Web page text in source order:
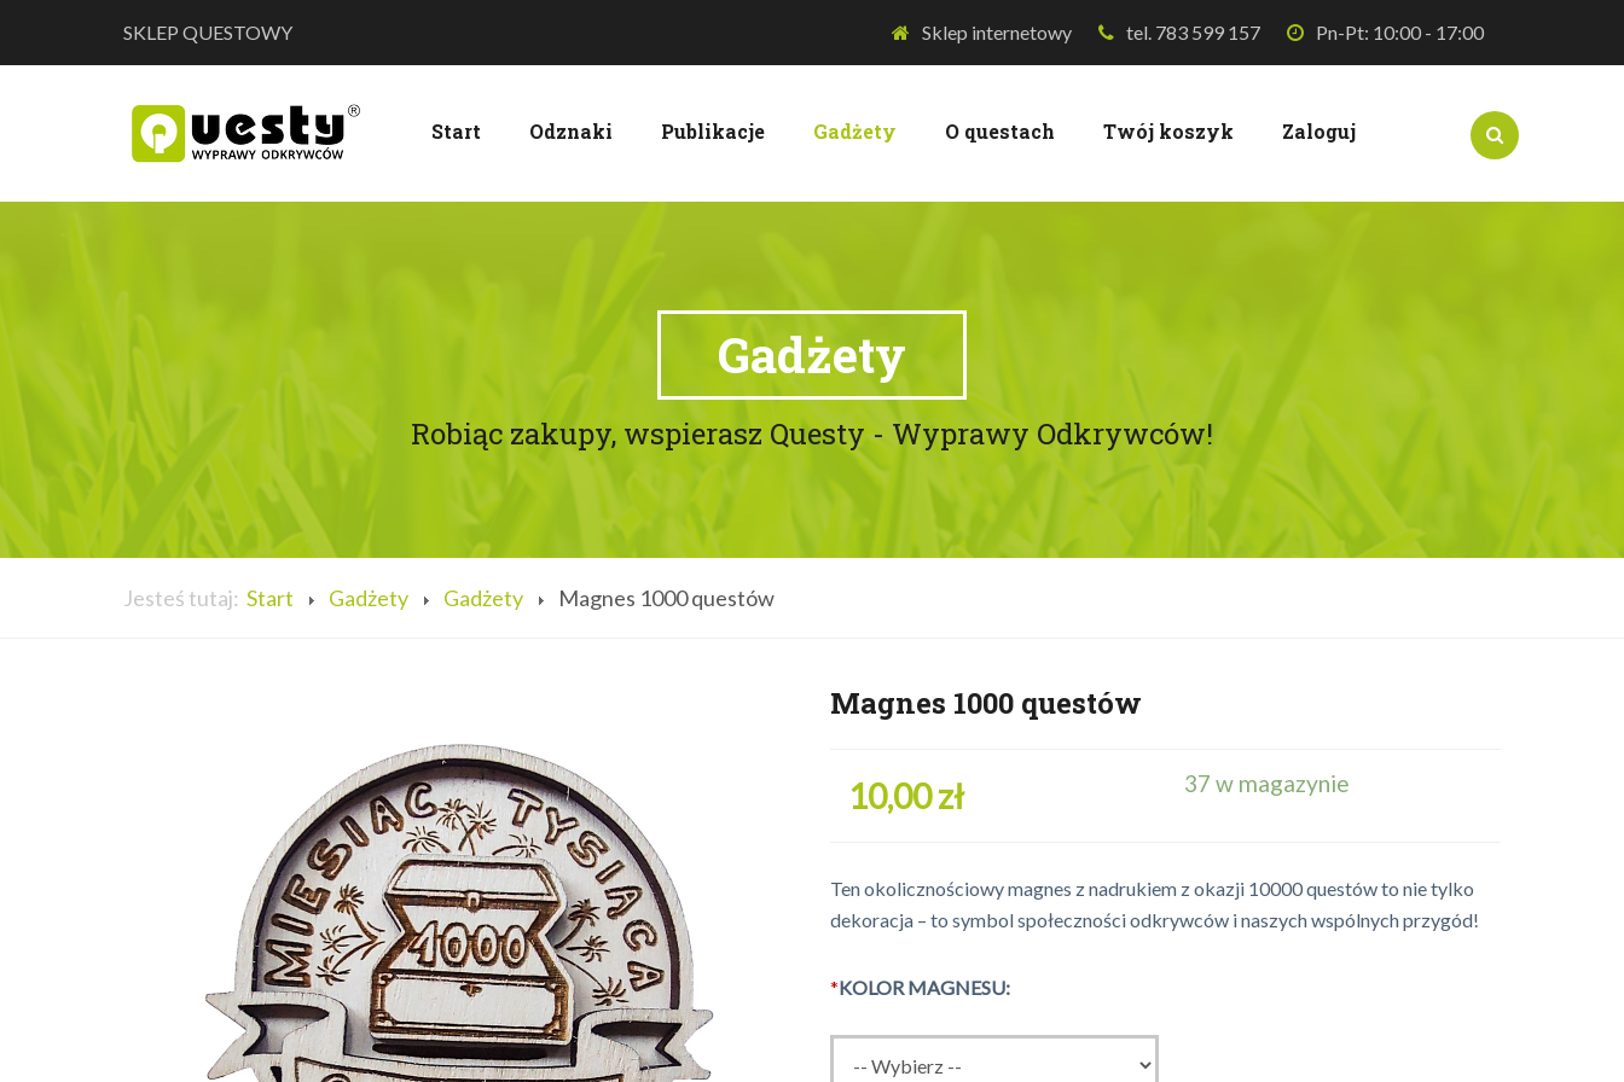
SKLEP QUESTOWY Sklep internetowy tel. 783 599 157 Pn-Pt: 10:00 - 17:00
Start Odznaki Publikacje Gadżety O questach Twój koszyk Zaloguj
Gadżety
Robiąc zakupy, wspierasz Questy - Wyprawy Odkrywców!
Jesteś tutaj: Start Gadżety Gadżety Magnes 1000 questów
Magnes 1000 questów
10,00 zł 37 w magazynie
Ten okolicznościowy magnes z nadrukiem z okazji 10000 questów to nie tylko
dekoracja – to symbol społeczności odkrywców i naszych wspólnych przygód!
*KOLOR MAGNESU: